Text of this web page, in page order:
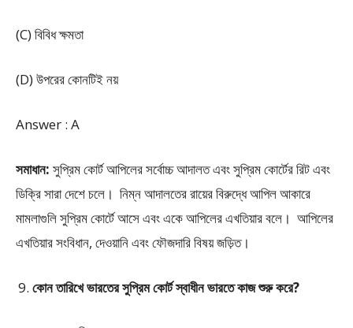
(C) বিবিধ ক্ষমতা
(D) উপরের কোনটিই নয়
Answer : A
সমাধান: সুপ্রিম কোর্ট আপিলের সর্বোচ্চ আদালত এবং সুপ্রিম কোর্টের রিট এবং
ডিক্রি সারা দেশে চলে। নিম্ন আদালতের রায়ের বিরুদ্ধে আপিল আকারে
মামলাগুলি সুপ্রিম কোর্টে আসে এবং একে আপিলের এখতিয়ার বলে। আপিলের
এখতিয়ার সংবিধান, দেওয়ানি এবং ফৌজদারি বিষয় জড়িত।
কোন তারিখে ভারতের সুপ্রিম কোর্ট স্বাধীন ভারতে কাজ শুরু করে?